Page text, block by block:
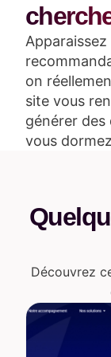
on
site vous
générer des
vous
Découvrez